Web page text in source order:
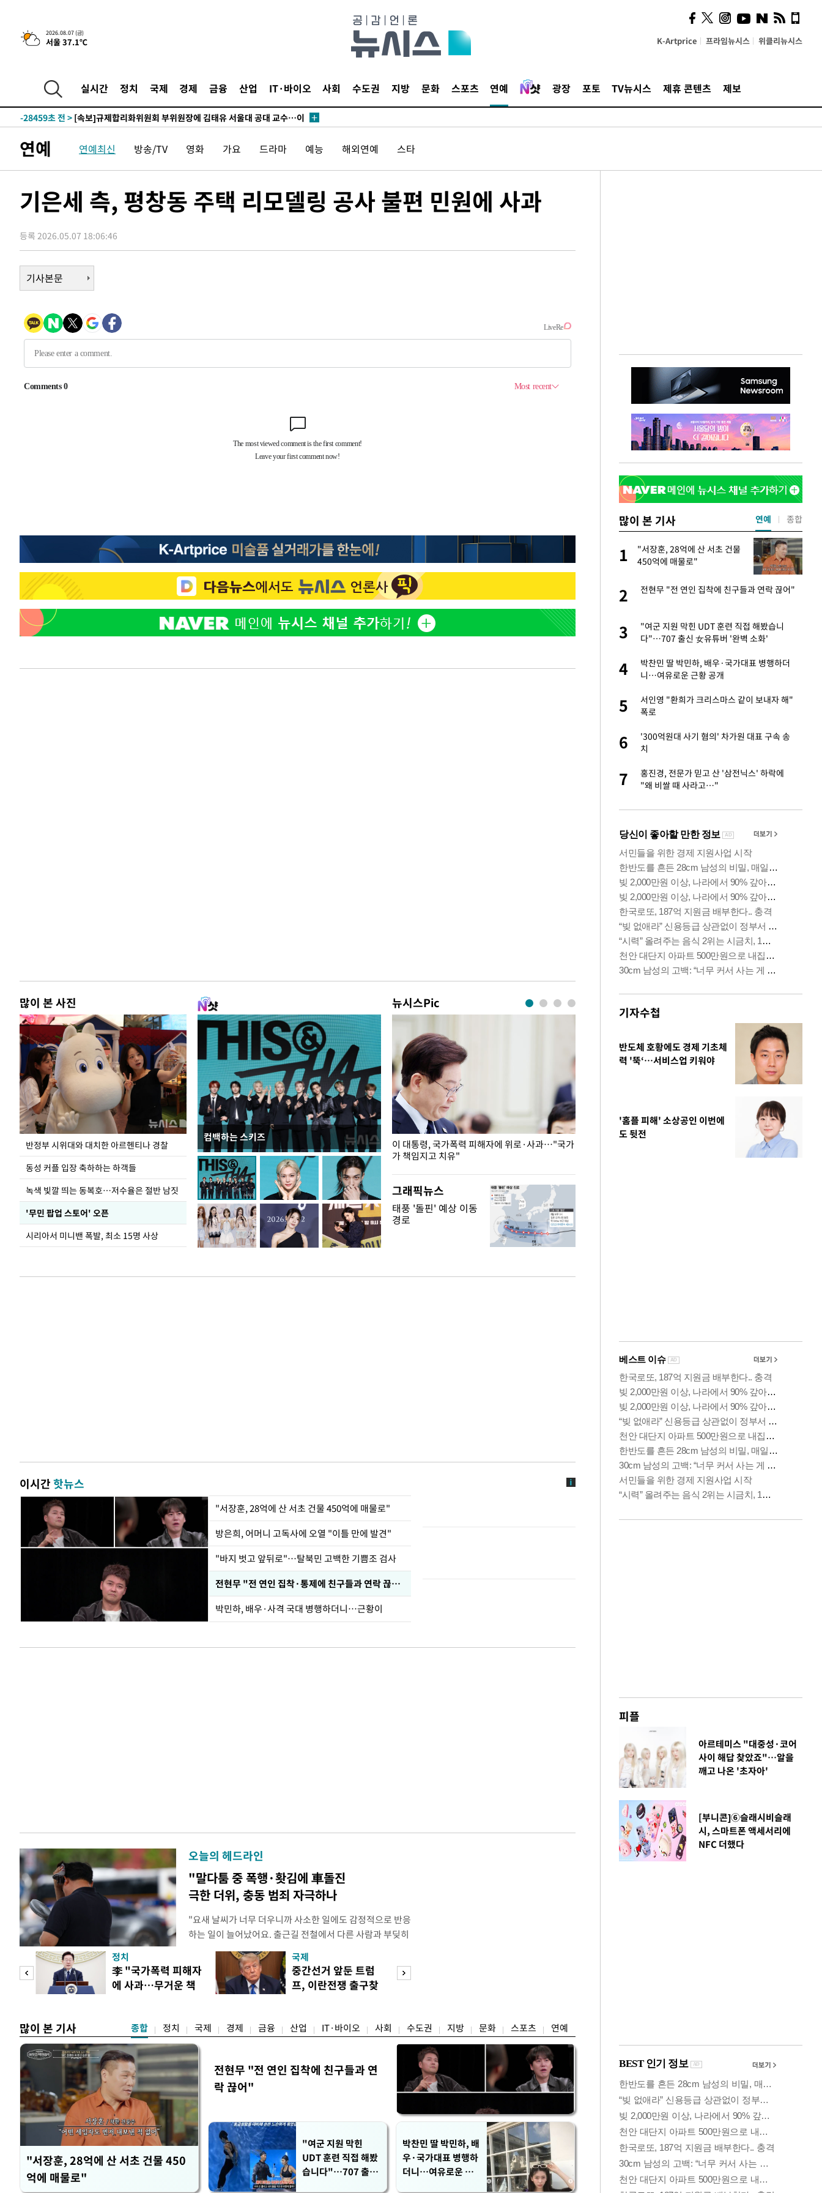
2026.08.07 (금)
서울 37.1℃ K-Artprice 프라임뉴시스 위클리뉴시스
실시간 정치 국제 경제 금융 산업 IT·바이오 사회 수도권 지방 문화 스포츠 연예 광장 포토 TV뉴시스 제휴 콘텐츠 제보
-1538초 전 >이란, 호르무즈서 "적국 목표물들"과 대치로 남부 케슘섬에서 두차
례 큰 폭발음
-30593초 전 > [속보]종합특검, '계엄 수용공간 확보' 신용해 前교정본부장 기소
-29437초 전 >
11시간 압수수색에 성접대 파문까지…'쑥대밭' 된 축구협회
-28459초 전 >
병태 후임
-24817초 전 > [속보]국힘 윤리위, '돌려차기 발언' 진종오·서범수 징계 절차 개시
25.3%↑
-17302초 전 >
[속보]'채상병 순직 책임' 임성근, 항소심도 징역 3년
-17168초 전 >[속보]종합특검, '관저이전 봐주기 감사' 유병호 구속기소
-13018초 전 >[속보]'300억원대 사기 혐의' 차가원 대표 구속 송치
-10725초 전 >[속보]경찰·노동부, HL만도 평택사업장 끼임 사망 관련 압수수색
-10606초 전 >[속보]합수본, '투표율 허위 입력' 중앙·서울·경기도 선관위 등 9곳
압수수색
-10361초 전 >
-10157초 전 >[속보]삼성전자·SK하이닉스 동반 강보합…1%대 상승 출발
-10111초 전 >[속보]코스피, 6300선 재탈환…1.09% 오른 6365.07 개장
-7276초 전 >시리아 다마스쿠스 교외에서 미니버스 폭발.. 14명 부상, 3명은 중태
-6574초 전 >입추에도 극한더위…서울 낮 39도 '폭염중대경보'
례 큰 폭발음
-30593초 전 >
[속보]규제합리화위원회 부위원장에 김태유 서울대 공대 교수…이
[속보]국힘 윤리위, '돌려차기 발언' 진종오·서범수 징계 절차 개시
-13018초 전 >
[속보]'300억원대 사기 혐의' 차가원 대표 구속 송치
-12212초 전 >"미 전국적 살모네라 식중독 원인은 멕시코산 할라피뇨"-- CDC
-10725초 전 >
[속보]경찰·노동부, HL만도 평택사업장 끼임 사망 관련 압수수색
-10606초 전 >[속보]합수본, '투표율 허위 입력' 중앙·서울·경기도 선관위 등 9곳
압수수색
-10361초 전 >
[속보]원·달러 환율, 오전 9시 1423.8원
-10157초 전 >
[속보]삼성전자·SK하이닉스 동반 강보합…1%대 상승 출발
-10111초 전 >[속보]코스피, 6300선 재탈환…1.09% 오른 6365.07 개장
연예 연예최신 방송/TV 영화 가요 드라마 예능 해외연예 스타
기은세 측, 평창동 주택 리모델링 공사 불편 민원에 사과
등록 2026.05.07 18:06:46
기사본문
많이 본 사진
반정부 시위대와 대치한 아르헨티나 경찰
동성 커플 입장 축하하는 하객들
녹색 빛깔 띄는 동복호…저수율은 절반 남짓
'무민 팝업 스토어' 오픈
시리아서 미니밴 폭발, 최소 15명 사상
컴백하는 스키즈
뉴시스Pic
지석천 뒤덮은 개구리밥
이 대통령, 국가폭력 피해자에 위로·사과…"국가
가 책임지고 치유"
오세훈 서울시
환경 점검
그래픽뉴스
태풍 '돌핀' 예상 이동
경로
이시간핫뉴스
"서장훈, 28억에 산 서초 건물 450억에 매물로"
방은희, 어머니 고독사에 오열 "이틀 만에 발견"
"바지 벗고 앞뒤로"…탈북민 고백한 기쁨조 검사
전현무 "전 연인 집착·통제에 친구들과 연락 끊겨"
박민하, 배우·사격 국대 병행하더니…근황이
오늘의 헤드라인
"말다툼 중 폭행·홧김에 車돌진
극한 더위, 충동 범죄 자극하나
"요새 날씨가 너무 더우니까 사소한 일에도 감정적으로 반응
하는 일이 늘어났어요. 출근길 전철에서 다른 사람과 부딪히
거나, 누가 길을 막고 서 있으면 짜증이 확 올라오더라고요."
(40대 직장인 A씨) 유례없는 폭염이 이어지면서 사소한 자극
에도 쉽게 짜증을 내거나 감정적으로 반응하는 사람이 늘고
있다. 높은 기온과 습도가 불쾌감과 공격성을 높이는 데다
정치
李 "국가폭력 피해자
에 사과…무거운 책
국제
중간선거 앞둔 트럼
프, 이란전쟁 출구찾
많이 본 기사 종합 정치 국제 경제 금융 산업 IT·바이오 사회 수도권 지방 문화 스포츠 연예
"서장훈, 28억에 산 서초 건물 450
억에 매물로"
전현무 "전 연인 집착에 친구들과 연
락 끊어"
"여군 지원 막힌
UDT 훈련 직접 해봤
습니다"…707 출신
박찬민 딸 박민하, 배
우·국가대표 병행하
더니…여유로운 근
많이 본 기사
"서장훈, 28억에 산 서초 건물
450억에 매물로"
2
3
"여군 지원 막힌 UDT 훈련 직접 해봤습니
다"…707 출신 女유튜버 '완벽 소화'
4
1
"서장훈, 28억에 산 서초 건물
450억에 매물로"
2 전현무 "전 연인 집착에 친구들과 연락 끊어"
3
"여군 지원 막힌 UDT 훈련 직접 해봤습니
다"…707 출신 女유튜버 '완벽 소화'
4
박찬민 딸 박민하, 배우·국가대표 병행하더
니…여유로운 근황 공개
5
서인영 "환희가 크리스마스 같이 보내자 해"
폭로
6
'300억원대 사기 혐의' 차가원 대표 구속 송
치
7
홍진경, 전문가 믿고 산 '삼전닉스' 하락에
"왜 비쌀 때 사라고…"
연예 종합
기자수첩
반도체 호황에도 경제 기초체
력 '뚝‘…서비스업 키워야
'홈플 피해' 소상공인 이번에
도 뒷전
피플
아르테미스 "대중성·코어
사이 해답 찾았죠"…알을
깨고 나온 '초자아'
[부니콘]⑥슬래시비슬래
시, 스마트폰 액세서리에
NFC 더했다